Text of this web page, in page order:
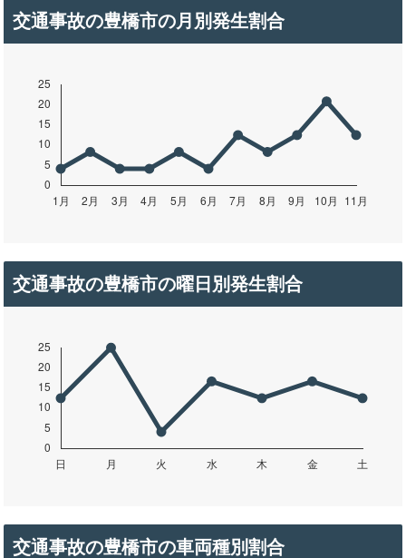
交通事故の豊橋市の月別発生割合
交通事故の豊橋市の曜日別発生割合
交通事故の豊橋市の車両種別割合